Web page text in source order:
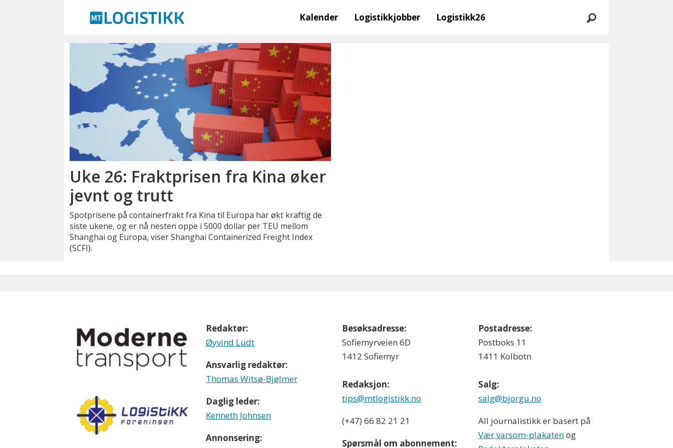
Kalender Logistikkjobber Logistikk26
Uke 26: Fraktprisen fra Kina øker
jevnt og trutt
Spotprisene på containerfrakt fra Kina til Europa har økt kraftig de
siste ukene, og er nå nesten oppe i 5000 dollar per TEU mellom
Shanghai og Europa, viser Shanghai Containerized Freight Index
(SCFI).
Redaktør:
Øyvind Ludt
Ansvarlig redaktør:
Thomas Witsø-Bjølmer
Daglig leder:
Kenneth Johnsen
Annonsering:
Besøksadresse:
Sofiemyrveien 6D
1412 Sofiemyr
Redaksjon:
tips@mtlogistikk.no
(+47) 66 82 21 21
Spørsmål om abonnement:
Postadresse:
Postboks 11
1411 Kolbotn
Salg:
salg@bjorgu.no
All journalistikk er basert på
Vær varsom-plakatenog